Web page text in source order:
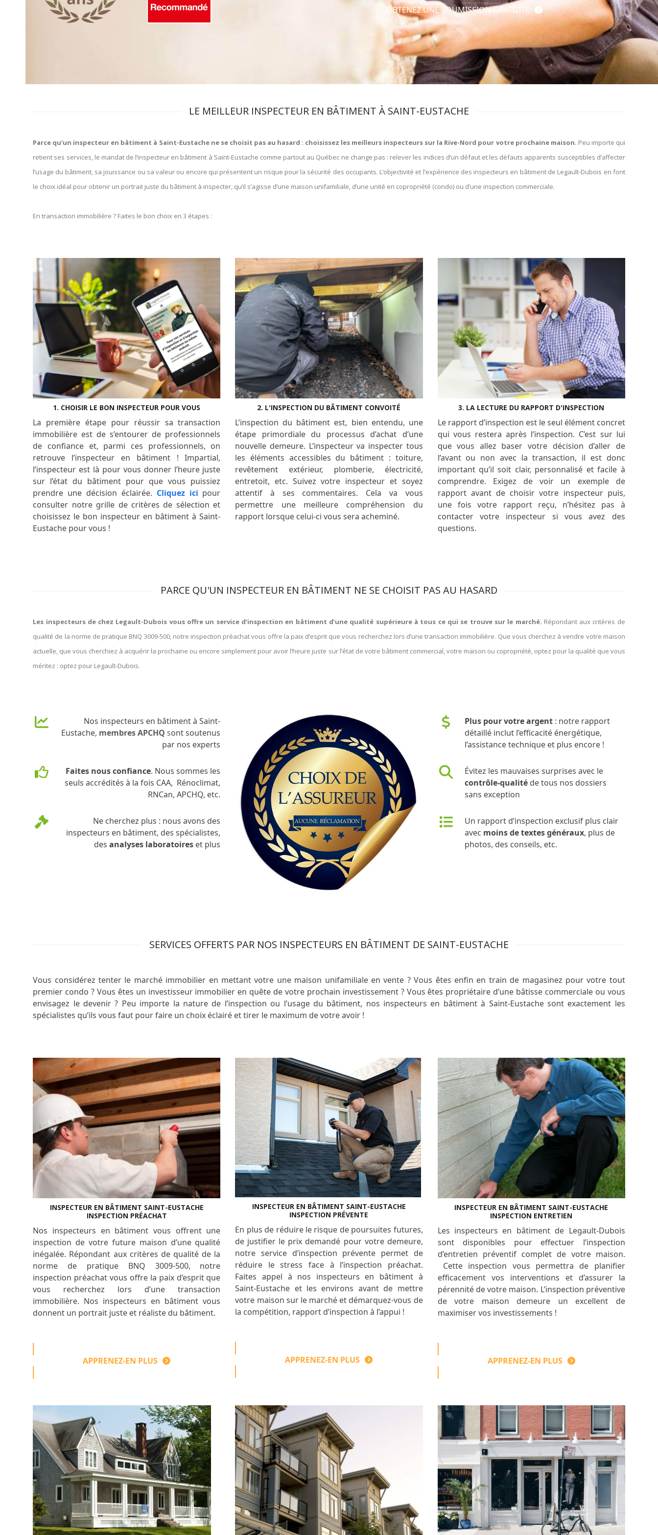
OBTENEZ UNE SOUMISSION GRATUITE
LE MEILLEUR INSPECTEUR EN BÂTIMENT À SAINT-EUSTACHE
Parce qu’un inspecteur en bâtiment à Saint-Eustache ne se choisit pas au hasard : choisissez les meilleurs inspecteurs sur la Rive-Nord pour votre prochaine maison. Peu importe qui
retient ses services, le mandat de l’inspecteur en bâtiment à Saint-Eustache comme partout au Québec ne change pas : relever les indices d’un défaut et les défauts apparents susceptibles d’affecter
l’usage du bâtiment, sa jouissance ou sa valeur ou encore qui présentent un risque pour la sécurité des occupants. L’objectivité et l’expérience des inspecteurs en bâtiment de Legault-Dubois en font
le choix idéal pour obtenir un portrait juste du bâtiment à inspecter, qu’il s’agisse d’une maison unifamiliale, d’une unité en copropriété (condo) ou d’une inspection commerciale.
En transaction immobilière ? Faites le bon choix en 3 étapes :
1. CHOISIR LE BON INSPECTEUR POUR VOUS
La première étape pour réussir sa transaction
immobilière est de s’entourer de professionnels
de confiance et, parmi ces professionnels, on
retrouve l’inspecteur en bâtiment ! Impartial,
l’inspecteur est là pour vous donner l’heure juste
sur l’état du bâtiment pour que vous puissiez
prendre une décision éclairée. Cliquez ici pour
consulter notre grille de critères de sélection et
choisissez le bon inspecteur en bâtiment à Saint-
Eustache pour vous !
2. L'INSPECTION DU BÂTIMENT CONVOITÉ
L’inspection du bâtiment est, bien entendu, une
étape primordiale du processus d’achat d’une
nouvelle demeure. L’inspecteur va inspecter tous
les éléments accessibles du bâtiment : toiture,
revêtement extérieur, plomberie, électricité,
entretoit, etc. Suivez votre inspecteur et soyez
attentif à ses commentaires. Cela va vous
permettre une meilleure compréhension du
rapport lorsque celui-ci vous sera acheminé.
3. LA LECTURE DU RAPPORT D'INSPECTION
Le rapport d’inspection est le seul élément concret
qui vous restera après l’inspection. C’est sur lui
que vous allez baser votre décision d’aller de
l’avant ou non avec la transaction, il est donc
important qu’il soit clair, personnalisé et facile à
comprendre. Exigez de voir un exemple de
rapport avant de choisir votre inspecteur puis,
une fois votre rapport reçu, n’hésitez pas à
contacter votre inspecteur si vous avez des
questions.
PARCE QU'UN INSPECTEUR EN BÂTIMENT NE SE CHOISIT PAS AU HASARD
Les inspecteurs de chez Legault-Dubois vous offre un service d’inspection en bâtiment d’une qualité supérieure à tous ce qui se trouve sur le marché. Répondant aux critères de
qualité de la norme de pratique BNQ 3009-500, notre inspection préachat vous offre la paix d’esprit que vous recherchez lors d’une transaction immobilière. Que vous cherchez à vendre votre maison
actuelle, que vous cherchiez à acquérir la prochaine ou encore simplement pour avoir l’heure juste sur l’état de votre bâtiment commercial, votre maison ou copropriété, optez pour la qualité que vous
méritez : optez pour Legault-Dubois.
Nos inspecteurs en bâtiment à Saint-
Eustache, membres APCHQ sont soutenus
par nos experts
Faites nous confiance. Nous sommes les
seuls accrédités à la fois CAA, Rénoclimat,
RNCan, APCHQ, etc.
Ne cherchez plus : nous avons des
inspecteurs en bâtiment, des spécialistes,
desanalyses laboratoires et plus
Plus pour votre argent : notre rapport
détaillé inclut l’efficacité énergétique,
l’assistance technique et plus encore !
Évitez les mauvaises surprises avec le
contrôle-qualitéde tous nos dossiers
sans exception
Un rapport d’inspection exclusif plus clair
avec moins de textes généraux, plus de
photos, des conseils, etc.
SERVICES OFFERTS PAR NOS INSPECTEURS EN BÂTIMENT DE SAINT-EUSTACHE
Vous considérez tenter le marché immobilier en mettant votre une maison unifamiliale en vente ? Vous êtes enfin en train de magasinez pour votre tout
premier condo ? Vous êtes un investisseur immobilier en quête de votre prochain investissement ? Vous êtes propriétaire d’une bâtisse commerciale ou vous
envisagez le devenir ? Peu importe la nature de l’inspection ou l’usage du bâtiment, nos inspecteurs en bâtiment à Saint-Eustache sont exactement les
spécialistes qu’ils vous faut pour faire un choix éclairé et tirer le maximum de votre avoir !
INSPECTEUR EN BÂTIMENT SAINT-EUSTACHE
INSPECTION PRÉACHAT
Nos inspecteurs en bâtiment vous offrent une
inspection de votre future maison d’une qualité
inégalée. Répondant aux critères de qualité de la
norme de pratique BNQ 3009-500, notre
inspection préachat vous offre la paix d’esprit que
vous recherchez lors d’une transaction
immobilière. Nos inspecteurs en bâtiment vous
donnent un portrait juste et réaliste du bâtiment.
APPRENEZ-EN PLUS
INSPECTEUR EN BÂTIMENT SAINT-EUSTACHE
INSPECTION PRÉVENTE
En plus de réduire le risque de poursuites futures,
de justifier le prix demandé pour votre demeure,
notre service d’inspection prévente permet de
réduire le stress face à l’inspection préachat.
Faites appel à nos inspecteurs en bâtiment à
Saint-Eustache et les environs avant de mettre
votre maison sur le marché et démarquez-vous de
la compétition, rapport d’inspection à l’appui !
APPRENEZ-EN PLUS
INSPECTEUR EN BÂTIMENT SAINT-EUSTACHE
INSPECTION ENTRETIEN
Les inspecteurs en bâtiment de Legault-Dubois
sont disponibles pour effectuer l’inspection
d’entretien préventif complet de votre maison.
Cette inspection vous permettra de planifier
efficacement vos interventions et d’assurer la
pérennité de votre maison. L’inspection préventive
de votre maison demeure un excellent de
maximiser vos investissements !
APPRENEZ-EN PLUS